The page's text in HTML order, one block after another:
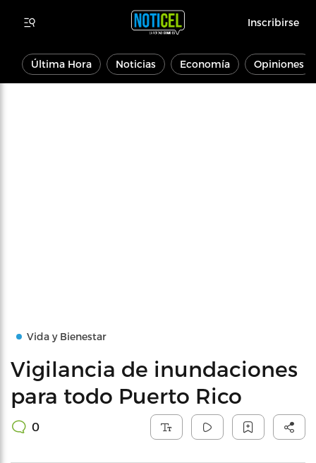
Inscribirse
Última Hora Noticias Economía Opiniones
Vida y Bienestar
Vigilancia de inundaciones
para todo Puerto Rico
0